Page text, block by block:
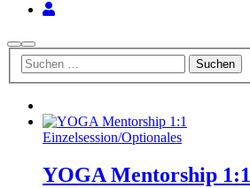
Suchen
Hauptmenü
Einzelsession/Optionales
YOGA Mentorship 1:1